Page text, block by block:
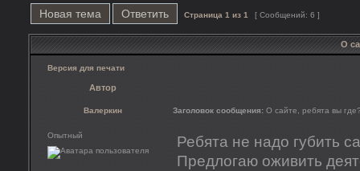
Новая тема Ответить Страница 1 из 1 [ Сообщений: 6 ]
О
Версия для печати
Автор
Валеркин Заголовок сообщения: О сайте, ребята вы
Опытный
Ребята не надо губить
Предлогаю оживить